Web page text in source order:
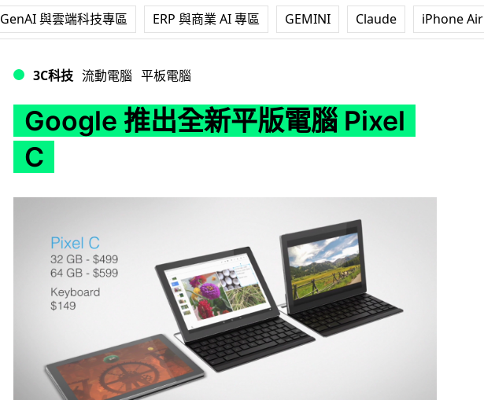
GenAI 與雲端科技專區 ERP 與商業 AI 專區 GEMINI Claude iPhone Air
3C科技 流動電腦 平板電腦
Google 推出全新平版電腦 Pixel
C